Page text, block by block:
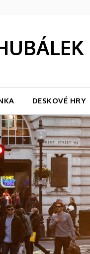
DESKOVÉ HRY